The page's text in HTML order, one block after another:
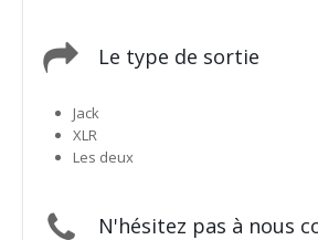
Le type de sortie
Jack
XLR
Les deux
N'hésitez pas à nous